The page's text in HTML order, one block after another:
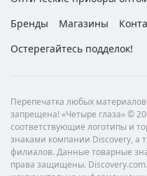
Бренды
Магазины
Остерегайтесь подделок!
Перепечатка любых
запрещена! «Четыре глаза» ©
соответствующие логотипы и
знаками компании Discovery, а
филиалов. Данные товарные
права защищены.